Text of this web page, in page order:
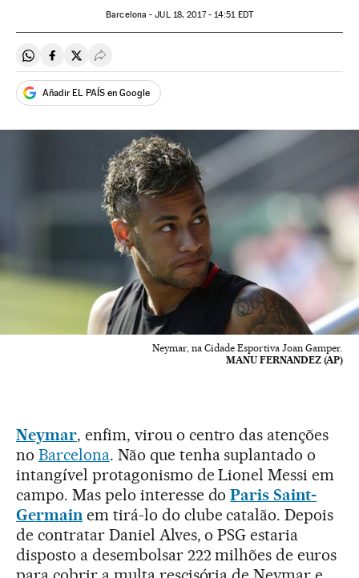
Barcelona -JUL18, 2017 - 14:51EDT
Compartir en Whatsapp
Compartir en Facebook
Compartir en Twitter
Desplegar Redes Sociales
Añadir EL PAÍS en Google
Neymar, na Cidade Esportiva Joan Gamper.
MANU FERNANDEZ (AP)
Neymar, enfim, virou o centro das atenções
no Barcelona. Não que tenha suplantado o
intangível protagonismo de Lionel Messi em
campo. Mas pelo interesse doParis Saint-
Germain em tirá-lo do clube catalão. Depois
de contratar Daniel Alves, o PSG estaria
disposto a desembolsar 222 milhões de euros